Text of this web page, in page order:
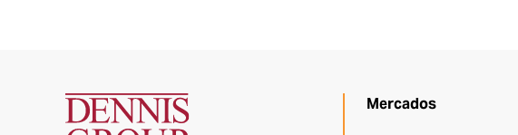
Grupo Dennis Mercados